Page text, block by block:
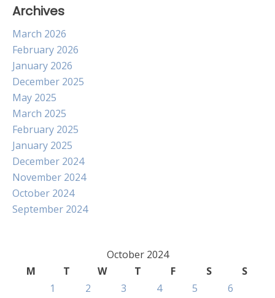
Archives
March 2026
February 2026
January 2026
December 2025
May 2025
March 2025
February 2025
January 2025
December 2024
November 2024
October 2024
September 2024
October 2024
M
T W T F S
S
1
2 3 4 5
6